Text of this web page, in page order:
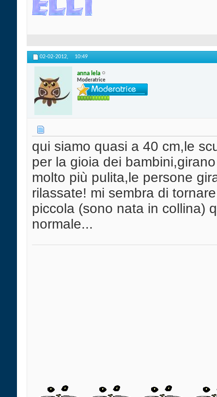
02-02-2012, 10:49
anna lela
Moderatrice
qui siamo quasi a 40 cm,le
per la gioia dei
molto più pulita,le persone
rilassate! mi sembra di
piccola (sono nata in collina)
normale...